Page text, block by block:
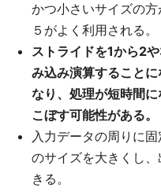
かつ小さいサイズの
５がよく利用される。
ストライドを1から2
み込み演算すること
なり、処理が短時間
こぼす可能性がある。
入力データの周りに
のサイズを大きくし
きる。